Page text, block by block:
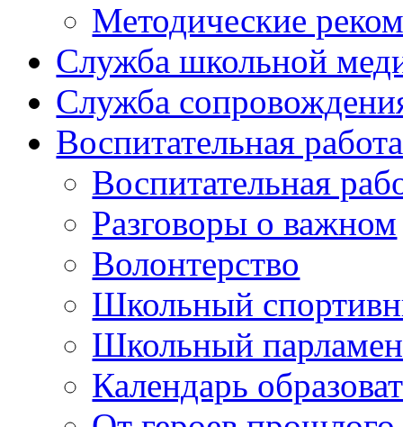
Методические
Служба школьной
Служба
Воспитательная работа
Воспитательная
Разговоры о важном
Волонтерство
Школьный
Школьный
Календарь